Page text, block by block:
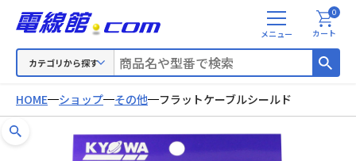
カテゴリから探す
メ
ニ
カート
0
HOME ショップ その他 フラットケーブルシールド